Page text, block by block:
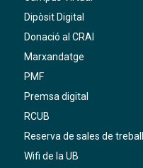
Dipòsit Digital
Donació al CRAI
Marxandatge
PMF
Premsa digital
RCUB
Reserva de sales de treball
Wifi de la UB